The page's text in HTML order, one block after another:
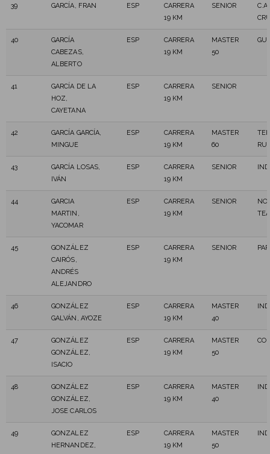
39 GARCÍA, FRAN ESP
CARRERA
19 KM
SENIOR
40
GARCÍA
CABEZAS,
ALBERTO
ESP
CARRERA
19 KM
MASTER
50
41
GARCÍA DE LA
HOZ,
CAYETANA
ESP
CARRERA
19 KM
SENIOR
42
GARCÍA GARCÍA,
MINGUE
ESP
CARRERA
19 KM
MASTER
60
43
GARCÍA LOSAS,
IVÁN
ESP
CARRERA
19 KM
SENIOR
44
GARCIA
MARTIN,
YACOMAR
ESP
CARRERA
19 KM
SENIOR
45
GONZÁLEZ
CAIRÓS,
ANDRÉS
ALEJANDRO
ESP
CARRERA
19 KM
SENIOR
46
GONZÁLEZ
GALVÁN, AYOZE
ESP
CARRERA
19 KM
MASTER
40
47
GONZÁLEZ
GONZÁLEZ,
ISACIO
ESP
CARRERA
19 KM
MASTER
50
48
GONZÁLEZ
GONZÁLEZ,
JOSE CARLOS
ESP
CARRERA
19 KM
MASTER
40
49
GONZALEZ
HERNANDEZ,
ESP
CARRERA
19 KM
MASTER
50